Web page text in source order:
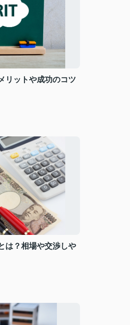
リットや成功のコツ
は？相場や交渉しや